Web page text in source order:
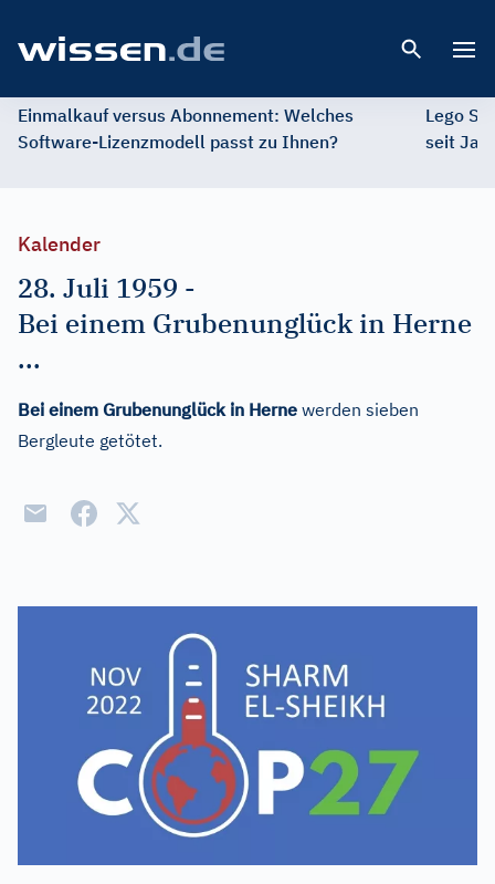
Einmalkauf versus Abonnement: Welches
Software-Lizenzmodell passt zu Ihnen?
Lego
seit
Kalender
28. Juli 1959 -
Bei einem Grubenunglück in Herne
...
Bei einem Grubenunglück in Herne werden sieben
Bergleute getötet.